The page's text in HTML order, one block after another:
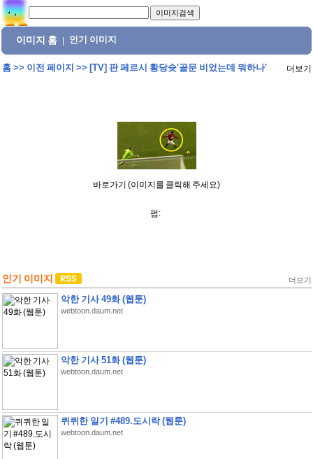
이미지 홈 인기 이미지
홈>> 이전 페이지 >> [TV] 판 페르시 황당슛'골문 비었는데 뭐하나' 더보기
바로가기 (이미지를 클릭해 주세요)
펌:
인기 이미지 더보기
악한 기사 49화 (웹툰)
webtoon.daum.net
악한 기사 51화 (웹툰)
webtoon.daum.net
퀴퀴한 일기 #489.도시락 (웹툰)
webtoon.daum.net